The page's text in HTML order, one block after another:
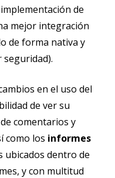
de
mejor integración
de forma nativa y
en el uso del
de ver su
comentarios y
como los informes
ubicados dentro de
y con multitud